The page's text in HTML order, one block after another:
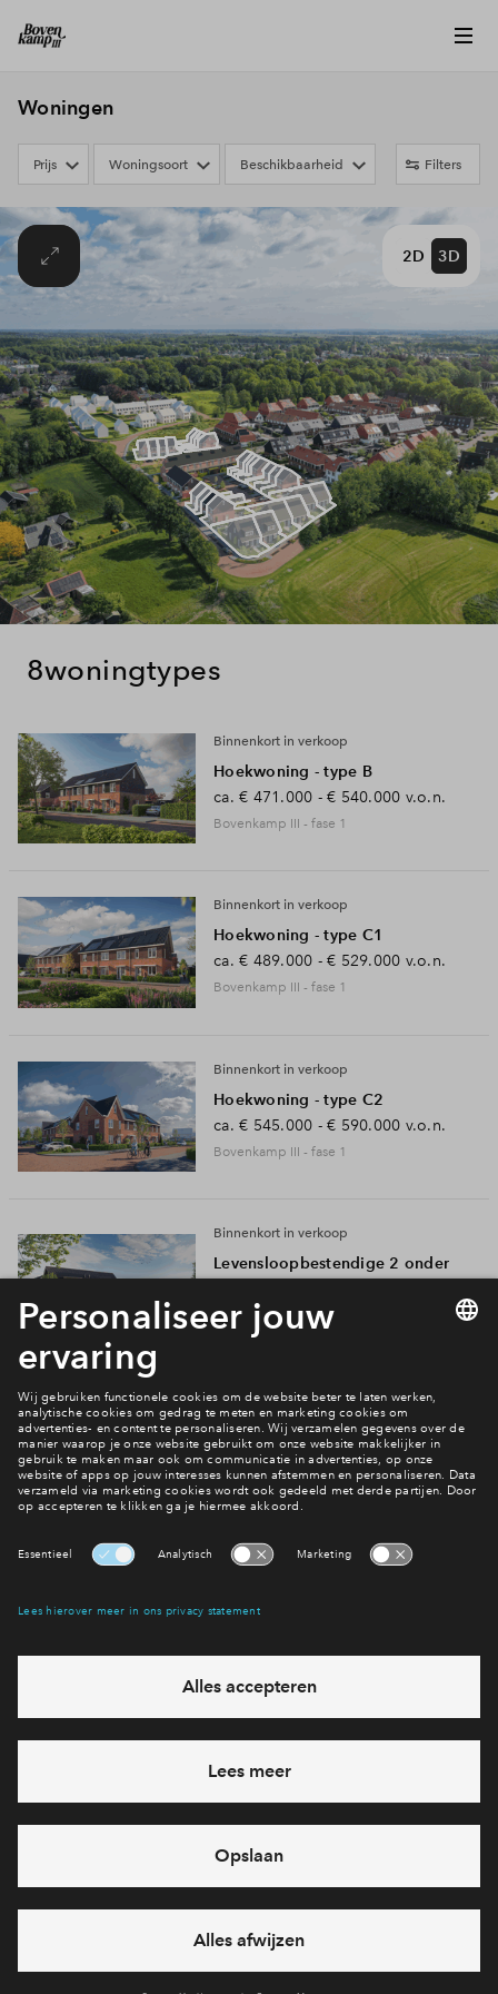
Woningen
Prijs Woningsoort Beschikbaarheid Filters
8woningtypes
Binnenkort in verkoop
Hoekwoning - type B
ca. € 471.000 - € 540.000 v.o.n.
Bovenkamp III - fase 1
Binnenkort in verkoop
Hoekwoning - type C1
ca. € 489.000 - € 529.000 v.o.n.
Bovenkamp III - fase 1
Binnenkort in verkoop
Hoekwoning - type C2
ca. € 545.000 - € 590.000 v.o.n.
Bovenkamp III - fase 1
Binnenkort in verkoop
Levensloopbestendige 2 onder
ca. € 561.000 - € 609.000
Bovenkamp III - fase 1
Binnenkort in verkoop
Tussenwoning - Sociale koop
ca. € 291.331 v.o.n.
Bovenkamp III - fase 1
Tussenwoning - type B
Bovenkamp III - fase 1
Binnenkort in verkoop
Tussenwoning - type C
Bovenkamp III - fase 1
In voorbereiding
Kavel
2D 3D